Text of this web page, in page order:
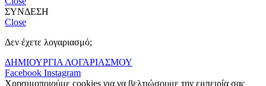
ΣΥΝΔΕΣΗ
Close
Δεν έχετε λογαριασμό;
ΔΗΜΙΟΥΡΓΙΑ ΛΟΓΑΡΙΑΣΜΟΥ
Facebook Instagram
Χρησιμοποιούμε cookies για να βελτιώσουμε την εμπειρία σας